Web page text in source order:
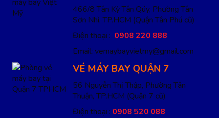
466/8 Tân Kỳ Tân Qúy, Phường Tân
Sơn Nhì, TP.HCM (Quận Tân Phú cũ)
Điện thoại : 0908 220 888
Email: vemaybayvietmy@gmail.com
VÉ MÁY BAY QUẬN 7
56 Nguyễn Thị Thập, Phường Tân
Thuận, TP.HCM (Quận 7 cũ)
Điện thoại : 0908 520 088